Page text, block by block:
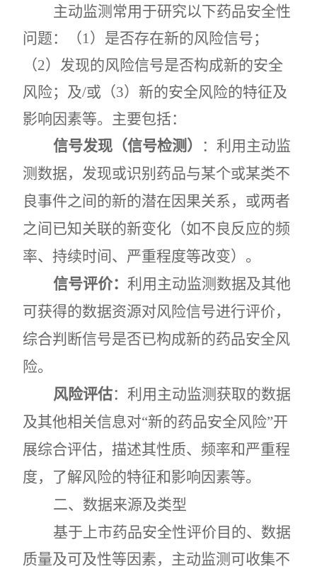
主动监测常用于研究以下药品安全性
问题：（1）是否存在新的风险信号；
（2）发现的风险信号是否构成新的安全
风险；及/或（3）新的安全风险的特征及
影响因素等。主要包括：
信号发现（信号检测）
：利用主动监
测数据，发现或识别药品与某个或某类不
良事件之间的新的潜在因果关系，或两者
之间已知关联的新变化（如不良反应的频
率、持续时间、严重程度等改变）。
信号评价：利用主动监测数据及其他
可获得的数据资源对风险信号进行评价，
综合判断信号是否已构成新的药品安全风
险。
风险评估：利 用主动监测获取的数据
及其他相关信息对“新的药品安全风险”开
展综合评估，描述其性质、频率和严重程
度，了解风险的特征和影响因素等。
二、数据来源及类型
基于上市药品安全性评价目的、数据
质量及可及性等因素，主动监测可收集不